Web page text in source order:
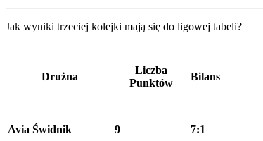
Jak wyniki trzeciej kolejki mają się do ligowej tabeli?
Drużna
Liczba
Punktów
Bilans
Avia Świdnik 9 7:1